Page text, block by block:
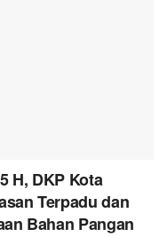
H, DKP Kota
Terpadu dan
Bahan Pangan